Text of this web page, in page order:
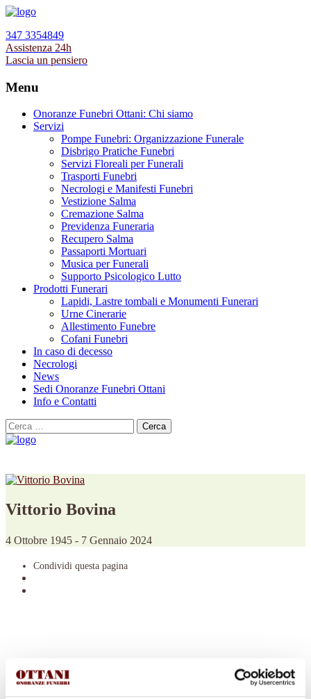
347 3354849
Assistenza 24h
Lascia un pensiero
Menu
Onoranze Funebri Ottani: Chi siamo
Servizi
Pompe Funebri: Organizzazione Funerale
Disbrigo Pratiche Funebri
Servizi Floreali per Funerali
Trasporti Funebri
Necrologi e Manifesti Funebri
Vestizione Salma
Cremazione Salma
Previdenza Funeraria
Recupero Salma
Passaporti Mortuari
Musica per Funerali
Supporto Psicologico Lutto
Prodotti Funerari
Lapidi, Lastre tombali e Monumenti Funerari
Urne Cinerarie
Allestimento Funebre
Cofani Funebri
In caso di decesso
Necrologi
News
Sedi Onoranze Funebri Ottani
Info e Contatti
Cerca
per:
Vittorio Bovina
4 Ottobre 1945 - 7 Gennaio 2024
Condividi questa pagina